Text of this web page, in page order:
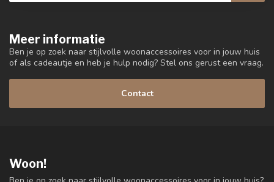
Meer informatie
Ben je op zoek naar stijlvolle woonaccessoires voor in jouw huis
of als cadeautje en heb je hulp nodig? Stel ons gerust een vraag.
Contact
Woon!